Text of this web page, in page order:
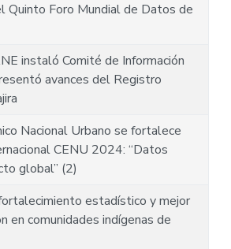
Quinto Foro Mundial de Datos de
instaló Comité de Información
avances del Registro
Nacional Urbano se fortalece
CENU 2024: “Datos
global” (2)
estadístico y mejor
en comunidades indígenas de